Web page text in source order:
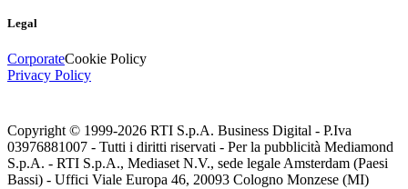
Legal
CorporateCookie Policy
Privacy Policy
Copyright © 1999-2026 RTI S.p.A. Business Digital - P.Iva
03976881007 - Tutti i diritti riservati - Per la pubblicità Mediamond
S.p.A. - RTI S.p.A., Mediaset N.V., sede legale Amsterdam (Paesi
Bassi) - Uffici Viale Europa 46, 20093 Cologno Monzese (MI)